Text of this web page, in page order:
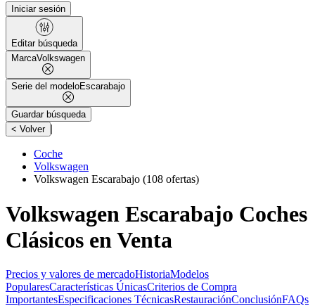
Iniciar sesión
Editar búsqueda
MarcaVolkswagen
Serie del modeloEscarabajo
Guardar búsqueda
< Volver |
Coche
Volkswagen
Volkswagen Escarabajo (108 ofertas)
Volkswagen Escarabajo Coches
Clásicos en Venta
Precios y valores de mercadoHistoriaModelos
PopularesCaracterísticas ÚnicasCriterios de Compra
ImportantesEspecificaciones TécnicasRestauraciónConclusiónFAQs